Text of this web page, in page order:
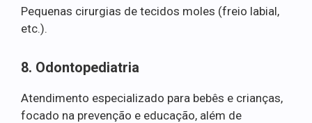
Pequenas cirurgias de tecidos moles (freio labial,
etc.).
8. Odontopediatria
Atendimento especializado para bebês e crianças,
focado na prevenção e educação, além de